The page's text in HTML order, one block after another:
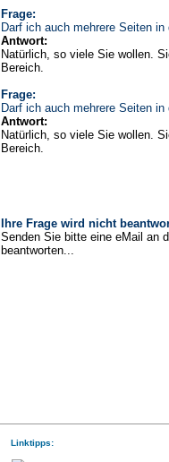
Frage:
Darf ich auch mehrere Seiten
Antwort:
Natürlich, so viele Sie wollen.
Bereich.
Frage:
Darf ich auch mehrere Seiten
Antwort:
Natürlich, so viele Sie wollen.
Bereich.
Ihre Frage wird nicht
Senden Sie bitte eine eMail an
beantworten...
Linktipps: